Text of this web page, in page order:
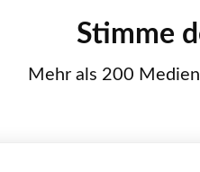
Stimme
Mehr als 200